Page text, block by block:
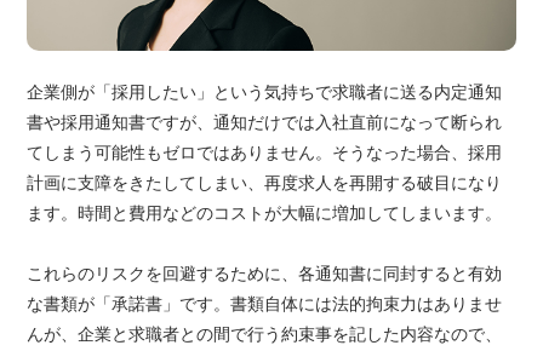
企業側が「採用したい」という気持ちで求職者に送る内定通知
書や採用通知書ですが、通知だけでは入社直前になって断られ
てしまう可能性もゼロではありません。そうなった場合、採用
計画に支障をきたしてしまい、再度求人を再開する破目になり
ます。時間と費用などのコストが大幅に増加してしまいます。
これらのリスクを回避するために、各通知書に同封すると有効
な書類が「承諾書」です。書類自体には法的拘束力はありませ
んが、企業と求職者との間で行う約束事を記した内容なので、